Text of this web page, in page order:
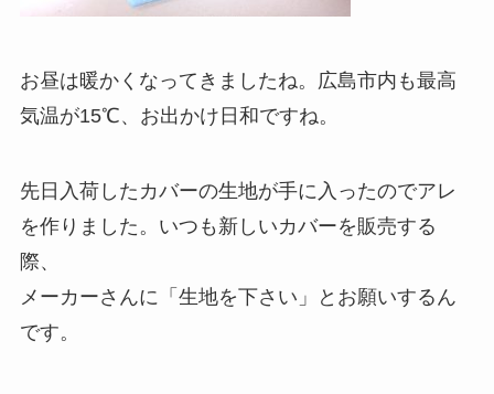
お昼は暖かくなってきましたね。広島市内も最高
気温が15℃、お出かけ日和ですね。
先日入荷したカバーの生地が手に入ったのでアレ
を作りました。 いつも新しいカバーを販売する
際、
メーカーさんに「生地を下さい」とお願いするん
です。